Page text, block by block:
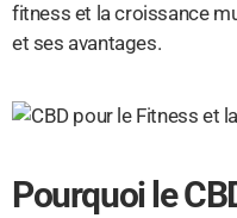
fitness et la croissance
et ses avantages.
Pourquoi le